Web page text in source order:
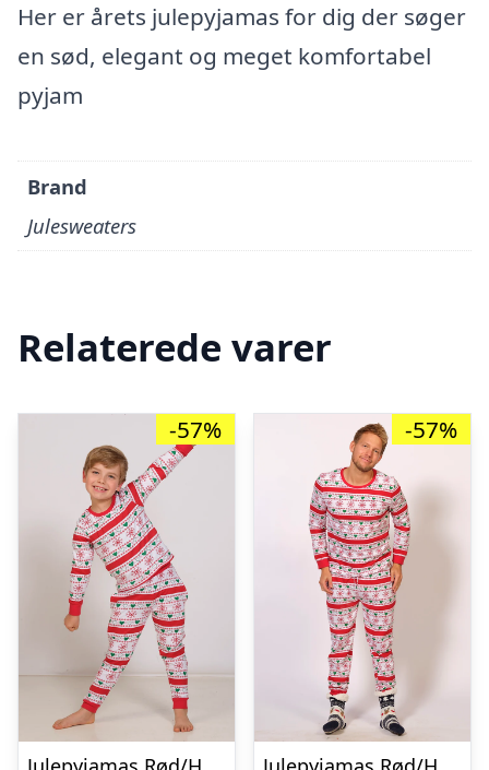
Her er årets julepyjamas for dig der søger
en sød, elegant og meget komfortabel
pyjam
Brand
Julesweaters
Relaterede varer
-57% -57%